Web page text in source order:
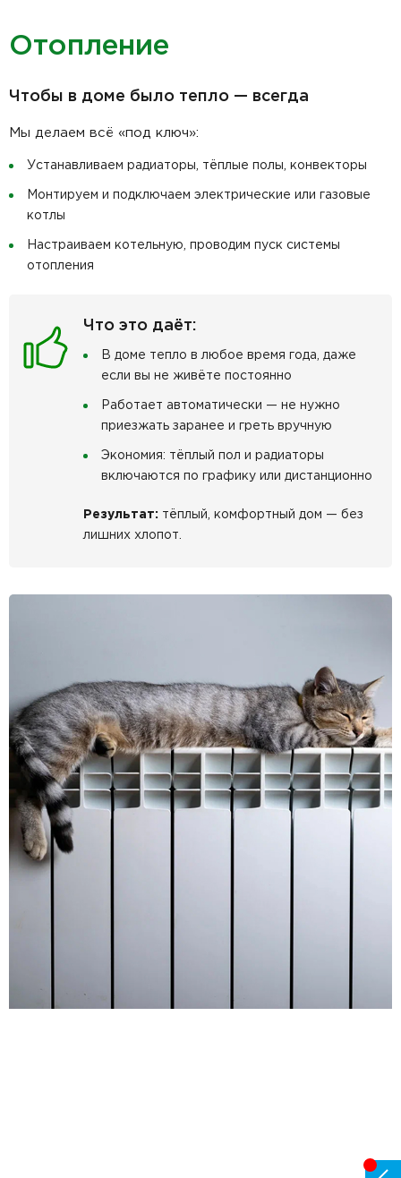
Отопление
Чтобы в доме было тепло — всегда
Мы делаем всё «под ключ»:
Устанавливаем радиаторы, тёплые полы, конвекторы
Монтируем и подключаем электрические или газовые
котлы
Настраиваем котельную, проводим пуск системы
отопления
Что это даёт:
В доме тепло в любое время года, даже
если вы не живёте постоянно
Работает автоматически — не нужно
приезжать заранее и греть вручную
Экономия: тёплый пол и радиаторы
включаются по графику или дистанционно
Результат: тёплый, комфортный дом — без
лишних хлопот.